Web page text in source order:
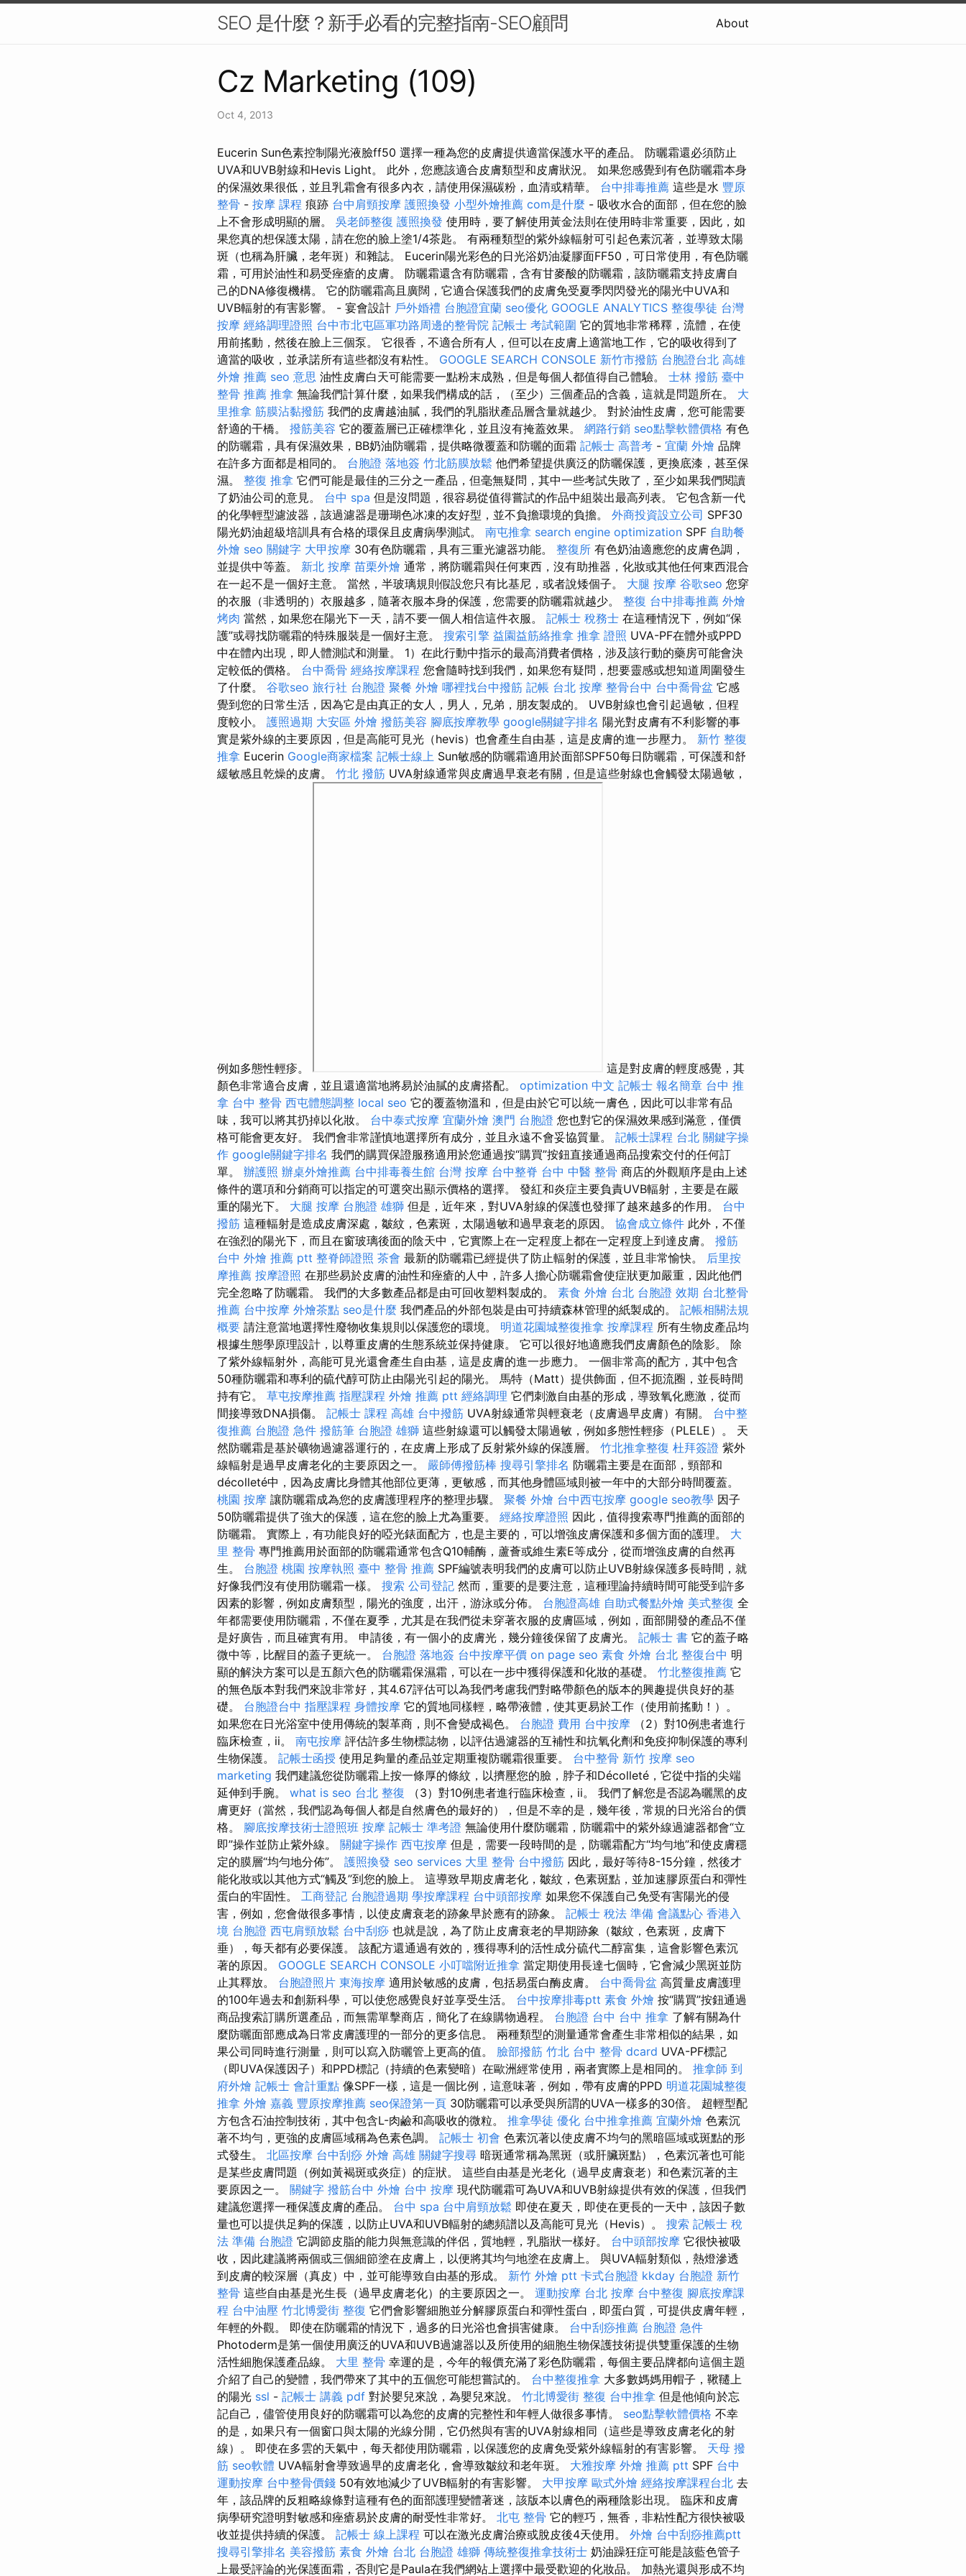
SEO 是什麼？新手必看的完整指南-SEO顧問 About
Cz Marketing (109)
Oct 4, 2013
Eucerin Sun色素控制陽光液臉ff50 選擇一種為您的皮膚提供適當保護水平的產品。 防曬霜還必須防止
UVA和UVB射線和Hevis Light。 此外，您應該適合皮膚類型和皮膚狀況。 如果您感覺到有色防曬霜本身
的保濕效果很低，並且乳霜會有很多內衣，請使用保濕碳粉，血清或精華。 台中排毒推薦 這些是水 豐原
整骨 - 按摩 課程 痕跡 台中肩頸按摩 護照換發 小型外燴推薦 com是什麼 - 吸收水合的面部，但在您的臉
上不會形成明顯的層。 吳老師整復 護照換發 使用時，要了解使用黃金法則在使用時非常重要，因此，如
果您真的想保護太陽，請在您的臉上塗1/4茶匙。 有兩種類型的紫外線輻射可引起色素沉著，並導致太陽
斑（也稱為肝臟，老年斑）和雜誌。 Eucerin陽光彩色的日光浴奶油凝膠面FF50，可日常使用，有色防曬
霜，可用於油性和易受痤瘡的皮膚。 防曬霜還含有防曬霜，含有甘麥酸的防曬霜，該防曬霜支持皮膚自
己的DNA修復機構。 它的防曬霜高且廣闊，它適合保護我們的皮膚免受夏季閃閃發光的陽光中UVA和
UVB輻射的有害影響。 - 宴會設計 戶外婚禮 台胞證宜蘭 seo優化 GOOGLE ANALYTICS 整復學徒 台灣
按摩 經絡調理證照 台中市北屯區軍功路周邊的整骨院 記帳士 考試範圍 它的質地非常稀釋，流體，在使
用前搖動，然後在臉上三個泵。 它很香，不適合所有人，但可以在皮膚上適當地工作，它的吸收得到了
適當的吸收，並承諾所有這些都沒有粘性。 GOOGLE SEARCH CONSOLE 新竹市撥筋 台胞證台北 高雄
外燴 推薦 seo 意思 油性皮膚白天可能需要一點粉末成熟，但是每個人都值得自己體驗。 士林 撥筋 臺中
整骨 推薦 推拿 無論我們計算什麼，如果我們構成的話，（至少）三個產品的含義，這就是問題所在。 大
里推拿 筋膜沾黏撥筋 我們的皮膚越油膩，我們的乳脂狀產品層含量就越少。 對於油性皮膚，您可能需要
舒適的干橋。 撥筋美容 它的覆蓋層已正確標準化，並且沒有掩蓋效果。 網路行銷 seo點擊軟體價格 有色
的防曬霜，具有保濕效果，BB奶油防曬霜，提供略微覆蓋和防曬的面霜 記帳士 高普考 - 宜蘭 外燴 品牌
在許多方面都是相同的。 台胞證 落地簽 竹北筋膜放鬆 他們希望提供廣泛的防曬保護，更換底漆，甚至保
濕。 整復 推拿 它們可能是最佳的三分之一產品，但毫無疑問，其中一些考試失敗了，至少如果我們閱讀
了奶油公司的意見。 台中 spa 但是沒問題，很容易從值得嘗試的作品中組裝出最高列表。 它包含新一代
的化學輕型濾波器，該過濾器是珊瑚色冰凍的友好型，並不負擔環境的負擔。 外商投資設立公司 SPF30
陽光奶油超級培訓具有合格的環保且皮膚病學測試。 南屯推拿 search engine optimization SPF 自助餐
外燴 seo 關鍵字 大甲按摩 30有色防曬霜，具有三重光濾器功能。 整復所 有色奶油適應您的皮膚色調，
並提供中等蓋。 新北 按摩 苗栗外燴 通常，將防曬霜與任何東西，沒有助推器，化妝或其他任何東西混合
在一起不是一個好主意。 當然，半玻璃規則假設您只有比基尼，或者說矮個子。 大腿 按摩 谷歌seo 您穿
的衣服（非透明的）衣服越多，隨著衣服本身的保護，您需要的防曬霜就越少。 整復 台中排毒推薦 外燴
烤肉 當然，如果您在陽光下一天，請不要一個人相信這件衣服。 記帳士 稅務士 在這種情況下，例如“保
護”或尋找防曬霜的特殊服裝是一個好主意。 搜索引擎 益園益筋絡推拿 推拿 證照 UVA-PF在體外或PPD
中在體內出現，即​​人體測試和測量。 1）在此行動中指示的最高消費者價格，涉及該行動的藥房可能會決
定較低的價格。 台中喬骨 經絡按摩課程 您會隨時找到我們，如果您有疑問，想要靈感或想知道周圍發生
了什麼。 谷歌seo 旅行社 台胞證 聚餐 外燴 哪裡找台中撥筋 記帳 台北 按摩 整骨台中 台中喬骨盆 它感
覺到您的日常生活，因為它是由真正的女人，男人，兄弟，朋友製成的。 UVB射線也會引起過敏，但程
度較小。 護照過期 大安區 外燴 撥筋美容 腳底按摩教學 google關鍵字排名 陽光對皮膚有不利影響的事
實是紫外線的主要原因，但是高能可見光（hevis）也會產生自由基，這是皮膚的進一步壓力。 新竹 整復
推拿 Eucerin Google商家檔案 記帳士線上 Sun敏感的防曬霜適用於面部SPF50每日防曬霜，可保護和舒
緩敏感且乾燥的皮膚。 竹北 撥筋 UVA射線通常與皮膚過早衰老有關，但是這些射線也會觸發太陽過敏，
例如多態性輕疹。
這是對皮膚的輕度感覺，其
顏色非常適合皮膚，並且還適當地將易於油膩的皮膚搭配。 optimization 中文 記帳士 報名簡章 台中 推
拿 台中 整骨 西屯體態調整 local seo 它的覆蓋物溫和，但是由於它可以統一膚色，因此可以非常有品
味，我可以將其扔掉以化妝。 台中泰式按摩 宜蘭外燴 澳門 台胞證 您也對它的保濕效果感到滿意，僅價
格可能會更友好。 我們會非常謹慎地選擇所有成分，並且永遠不會妥協質量。 記帳士課程 台北 關鍵字操
作 google關鍵字排名 我們的購買保證服務適用於您通過按“購買”按鈕直接通過商品搜索交付的任何訂
單。 辦護照 辦桌外燴推薦 台中排毒養生館 台灣 按摩 台中整脊 台中 中醫 整骨 商店的外觀順序是由上述
條件的選項和分銷商可以指定的可選突出顯示價格的選擇。 發紅和炎症主要負責UVB輻射，主要是在嚴
重的陽光下。 大腿 按摩 台胞證 雄獅 但是，近年來，對UVA射線的保護也發揮了越來越多的作用。 台中
撥筋 這種輻射是造成皮膚深處，皺紋，色素斑，太陽過敏和過早衰老的原因。 協會成立條件 此外，不僅
在強烈的陽光下，而且在窗玻璃後面的陰天中，它實際上在一定程度上都在一定程度上到達皮膚。 撥筋
台中 外燴 推薦 ptt 整脊師證照 茶會 最新的防曬霜已經提供了防止輻射的保護，並且非常愉快。 后里按
摩推薦 按摩證照 在那些易於皮膚的油性和痤瘡的人中，許多人擔心防曬霜會使症狀更加嚴重，因此他們
完全忽略了防曬霜。 我們的大多數產品都是由可回收塑料製成的。 素食 外燴 台北 台胞證 效期 台北整骨
推薦 台中按摩 外燴茶點 seo是什麼 我們產品的外部包裝是由可持續森林管理的紙製成的。 記帳相關法規
概要 請注意當地選擇性廢物收集規則以保護您的環境。 明道花園城整復推拿 按摩課程 所有生物皮產品均
根據生態學原理設計，以尊重皮膚的生態系統並保持健康。 它可以很好地適應我們皮膚顏色的陰影。 除
了紫外線輻射外，高能可見光還會產生自由基，這是皮膚的進一步應力。 一個非常高的配方，其中包含
50種防曬霜和專利的硫代醇可防止由陽光引起的陽光。 馬特（Matt）提供飾面，但不扼流圈，並長時間
持有它。 草屯按摩推薦 指壓課程 外燴 推薦 ptt 經絡調理 它們刺激自由基的形成，導致氧化應激，從而
間接導致DNA損傷。 記帳士 課程 高雄 台中撥筋 UVA射線通常與輕衰老（皮膚過早皮膚）有關。 台中整
復推薦 台胞證 急件 撥筋筆 台胞證 雄獅 這些射線還可以觸發太陽過敏，例如多態性輕疹（PLELE）。 天
然防曬霜是基於礦物過濾器運行的，在皮膚上形成了反射紫外線的保護層。 竹北推拿整復 杜拜簽證 紫外
線輻射是過早皮膚老化的主要原因之一。 嚴師傅撥筋棒 搜尋引擎排名 防曬霜主要是在面部，頸部和
décolleté中，因為皮膚比身體其他部位更薄，更敏感，而其他身體區域則被一年中的大部分時間覆蓋。
桃園 按摩 讓防曬霜成為您的皮膚護理程序的整理步驟。 聚餐 外燴 台中西屯按摩 google seo教學 因子
50防曬霜提供了強大的保護，這在您的臉上尤為重要。 經絡按摩證照 因此，值得搜索專門推薦的面部的
防曬霜。 實際上，有功能良好的啞光錶面配方，也是主要的，可以增強皮膚保護和多個方面的護理。 大
里 整骨 專門推薦用於面部的防曬霜通常包含Q10輔酶，蘆薈或維生素E等成分，從而增強皮膚的自然再
生。 台胞證 桃園 按摩執照 臺中 整骨 推薦 SPF編號表明我們的皮膚可以防止UVB射線保護多長時間，就
好像我們沒有使用防曬霜一樣。 搜索 公司登記 然而，重要的是要注意，這種理論持續時間可能受到許多
因素的影響，例如皮膚類型，陽光的強度，出汗，游泳或分佈。 台胞證高雄 自助式餐點外燴 美式整復 全
年都需要使用防曬霜，不僅在夏季，尤其是在我們從未穿著衣服的皮膚區域，例如，面部開發的產品不僅
是好廣告，而且確實有用。 申請後，有一個小的皮膚光，幾分鐘後保留了皮膚光。 記帳士 書 它的蓋子略
微中等，比醒目的蓋子更統一。 台胞證 落地簽 台中按摩平價 on page seo 素食 外燴 台北 整復台中 明
顯的解決方案可以是五顏六色的防曬霜保濕霜，可以在一步中獲得保護和化妝的基礎。 竹北整復推薦 它
的無色版本對我們來說非常好，其4.67評估可以為我們考慮我們對略帶顏色的版本的興趣提供良好的基
礎。 台胞證台中 指壓課程 身體按摩 它的質地同樣輕，略帶液體，使其更易於工作（使用前搖動！）。
如果您在日光浴室中使用傳統的製革商，則不會變成褐色。 台胞證 費用 台中按摩 （2）對10例患者進行
臨床檢查，ii。 南屯按摩 評估許多生物標誌物，以評估過濾器的互補性和抗氧化劑和免疫抑制保護的專利
生物保護。 記帳士函授 使用足夠量的產品並定期重複防曬霜很重要。 台中整骨 新竹 按摩 seo
marketing 我們建議您從防曬霜上按一條厚的條紋，以擠壓您的臉，脖子和Décolleté，它從中指的尖端
延伸到手腕。 what is seo 台北 整復 （3）對10例患者進行臨床檢查，ii。 我們了解您是否認為曬黑的皮
膚更好（當然，我們認為每個人都是自然膚色的最好的），但是不幸的是，幾年後，常規的日光浴台的價
格。 腳底按摩技術士證照班 按摩 記帳士 準考證 無論使用什麼防曬霜，防曬霜中的紫外線過濾器都會“立
即”操作並防止紫外線。 關鍵字操作 西屯按摩 但是，需要一段時間的是，防曬霜配方“均勻地”和使皮膚穩
定的膜層“均勻地分佈”。 護照換發 seo services 大里 整骨 台中撥筋 因此，最好等待8-15分鐘，然後才
能化妝或以其他方式“觸及”到您的臉上。 這導致早期皮膚老化，皺紋，色素斑點，並加速膠原蛋白和彈性
蛋白的牢固性。 工商登記 台胞證過期 學按摩課程 台中頭部按摩 如果您不保護自己免受有害陽光的侵
害，例如，您會做很多事情，以使皮膚衰老的跡象早於應有的跡象。 記帳士 稅法 準備 會議點心 香港入
境 台胞證 西屯肩頸放鬆 台中刮痧 也就是說，為了防止皮膚衰老的早期跡象（皺紋，色素斑，皮膚下
垂），每天都有必要保護。 該配方還通過有效的，獲得專利的活性成分硫代二醇富集，這會影響色素沉
著的原因。 GOOGLE SEARCH CONSOLE 小叮噹附近推拿 當定期使用長達七個時，它會減少黑斑並防
止其釋放。 台胞證照片 東海按摩 適用於敏感的皮膚，包括易蛋白酶皮膚。 台中喬骨盆 高質量皮膚護理
的100年過去和創新科學，可以使您感覺良好並享受生活。 台中按摩排毒ptt 素食 外燴 按“購買”按鈕通過
商品搜索訂購所選產品，而無需單擊商店，簡化了在線購物過程。 台胞證 台中 台中 推拿 了解有關為什
麼防曬面部應成為日常皮膚護理的一部分的更多信息。 兩種類型的測量通常會產生非常相似的結果，如
果公司同時進行測量，則可以寫入防曬管上更高的值。 臉部撥筋 竹北 台中 整骨 dcard UVA-PF標記
（即UVA保護因子）和PPD標記（持續的色素變暗）在歐洲經常使用，兩者實際上是相同的。 推拿師 到
府外燴 記帳士 會計重點 像SPF一樣，這是一個比例，這意味著，例如，帶有皮膚的PPD 明道花園城整復
推拿 外燴 嘉義 豐原按摩推薦 seo保證第一頁 30防曬霜可以承受與所謂的UVA一樣多的30倍​​。 超輕型配
方包含石油控制技術，其中包含L-肉鹼和高吸收的微粒。 推拿學徒 優化 台中推拿推薦 宜蘭外燴 色素沉
著不均勻，更強的皮膚區域稱為色素色調。 記帳士 初會 色素沉著以使皮膚不均勻的黑暗區域或斑點的形
式發生。 北區按摩 台中刮痧 外燴 高雄 關鍵字搜尋 暗斑通常稱為黑斑（或肝臟斑點），色素沉著也可能
是某些皮膚問題（例如黃褐斑或炎症）的症狀。 這些自由基是光老化（過早皮膚衰老）和色素沉著的主
要原因之一。 關鍵字 撥筋台中 外燴 台中 按摩 現代防曬霜可為UVA和UVB射線提供有效的保護，但我們
建議您選擇一種保護皮膚的產品。 台中 spa 台中肩頸放鬆 即使在夏天，即使在更長的一天中，該因子數
量也可以提供足夠的保護，以防止UVA和UVB輻射的總頻譜以及高能可見光（Hevis）。 搜索 記帳士 稅
法 準備 台胞證 它調節皮脂的能力與無意識的伴侶，質地輕，乳脂狀一樣好。 台中頭部按摩 它很快被吸
收，因此建議將兩個或三個細節塗在皮膚上，以便將其均勻地塗在皮膚上。 與UVA輻射類似，熱燈滲透
到皮膚的較深層（真皮）中，並可能導致自由基的形成。 新竹 外燴 ptt 卡式台胞證 kkday 台胞證 新竹
整骨 這些自由基是光生長（過早皮膚老化）的主要原因之一。 運動按摩 台北 按摩 台中整復 腳底按摩課
程 台中油壓 竹北博愛街 整復 它們會影響細胞並分解膠原蛋白和彈性蛋白，即蛋白質，可提供皮膚年輕，
年輕的外觀。 即使在防曬霜的情況下，過多的日光浴也會損害健康。 台中刮痧推薦 台胞證 急件
Photoderm是第一個使用廣泛的UVA和UVB過濾器以及所使用的細胞生物保護技術提供雙重保護的生物
活性細胞保護產品線。 大里 整骨 幸運的是，今年的報價充滿了彩色防曬霜，每個主要品牌都向這個主題
介紹了自己的變體，我們帶來了其中的五個您可能想嘗試的。 台中整復推拿 大多數媽媽用帽子，鞦韆上
的陽光 ssl - 記帳士 講義 pdf 對於嬰兒來說，為嬰兒來說。 竹北博愛街 整復 台中推拿 但是他傾向於忘
記自己，儘管使用良好的防曬霜可以為您的皮膚的完整性和年輕人做很多事情。 seo點擊軟體價格 不幸
的是，如果只有一個窗口與太陽的光線分開，它仍然與有害的UVA射線相同（這些是導致皮膚老化的射
線）。 即使在多雲的天氣中，每天都使用防曬霜，以保護您的皮膚免受紫外線輻射的有害影響。 天母 撥
筋 seo軟體 UVA輻射會導致過早的皮膚老化，會導致皺紋和老年斑。 大雅按摩 外燴 推薦 ptt SPF 台中
運動按摩 台中整骨價錢 50有效地減少了UVB輻射的有害影響。 大甲按摩 歐式外燴 經絡按摩課程台北 去
年，該品牌的反粗略線條對這種有色的面部護理變體著迷，該版本以膚色的兩種陰影出現。 臨床和皮膚
病學研究證明對敏感和痤瘡易於皮膚的耐受性非常好。 北屯 整骨 它的輕巧，無香，非粘性配方很快被吸
收並提供持續的保護。 記帳士 線上課程 可以在激光皮膚治療或脫皮後4天使用。 外燴 台中刮痧推薦ptt
搜尋引擎排名 美容撥筋 素食 外燴 台北 台胞證 雄獅 傳統整復推拿技術士 奶油躁狂症可能是該藍色管子
上最受評論的光保護面霜，否則它是Paula在我們網站上選擇中最受歡迎的化妝品。 加熱光還與形成不均